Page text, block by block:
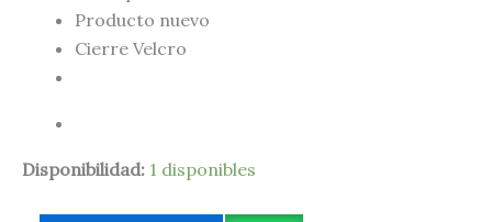
Producto nuevo
Cierre Velcro
Disponibilidad: 1 disponibles